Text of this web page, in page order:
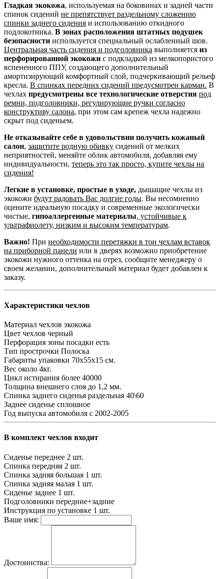
Гладкая экокожа, используемая на боковинах и задней части
спинок сидений не препятствует раздельному сложению
спинки заднего сидения и использованию откидного
подлокотника. В зонах расположения штатных подушек
безопасности используется специальный ослабленный шов.
Центральная часть сидения и подголовника выполняется из
перфорированной экокожи с подкладкой из мелкопористого
вспененного ППУ, создающего дополнительный
амортизирующий комфортный слой, подчеркивающий рельеф
кресла. В спинках передних сидений предусмотрен карман. В
чехлах предусмотрены все технологические отверстия под
ремни, подголовники, регулирующие ручки согласно
конструктиву салона, при этом сам крепеж чехла надежно
скрыт под сиденьем.
Не отказывайте себе в удовольствии получить кожаный
салон, защитите родную обивку сидений от мелких
неприятностей, меняйте облик автомобиля, добавляя ему
индивидуальности, теперь это так просто, купите чехлы на
сидения!
Легкие в установке, простые в уходе, дышащие чехлы из
экокожи будут радовать Вас долгие годы. Вы несомненно
оцените идеальную посадку и современные экологически
чистые, гипоаллергенные материалы, устойчивые к
ультрафиолету, низким и высоким температурам.
Важно! При необходимости перетяжки в тон чехлам вставок
на приборной панели или в дверях возможно приобретение
экокожи нужного оттенка на отрез, сообщите менеджеру о
своем желании, дополнительный материал будет добавлен к
заказу.
Характеристики чехлов
Материал чехлов экокожа
Цвет чехлов черный
Перфорация зоны посадки есть
Тип прострочки Полоска
Габариты упаковки 70х55х15 см.
Вес около 4кг.
Цикл истирания более 40000
Толщина внешнего слоя до 1,2 мм.
Спинка заднего сиденья раздельная 40\60
Заднее сиденье сплошное
Год выпуска автомобиля с 2002-2005
В комплект чехлов входит
Сиденье переднее 2 шт.
Спинка передняя 2 шт.
Спинка задняя большая 1 шт.
Спинка задняя малая 1 шт.
Сиденье заднее 1 шт.
Подголовники передние+задние
Инструкция по установке 1 шт.
Ваше имя:
Достоинства: